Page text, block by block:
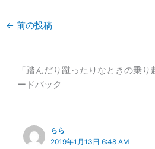
← 前の投稿
「踏んだり蹴ったりなときの乗
ードバック
らら
2019年1月13日 6:48 AM